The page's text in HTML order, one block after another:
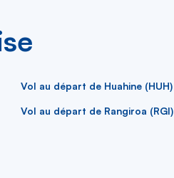
Vol au départ de Huahine (HUH)
Vol au départ de Rangiroa (RGI)